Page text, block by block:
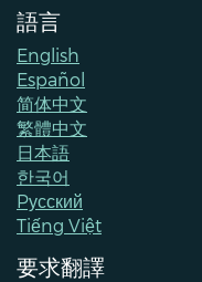
語言
English
Español
简体中文
繁體中文
日本語
한국어
Pусский
Tiếng Việt
要求翻譯